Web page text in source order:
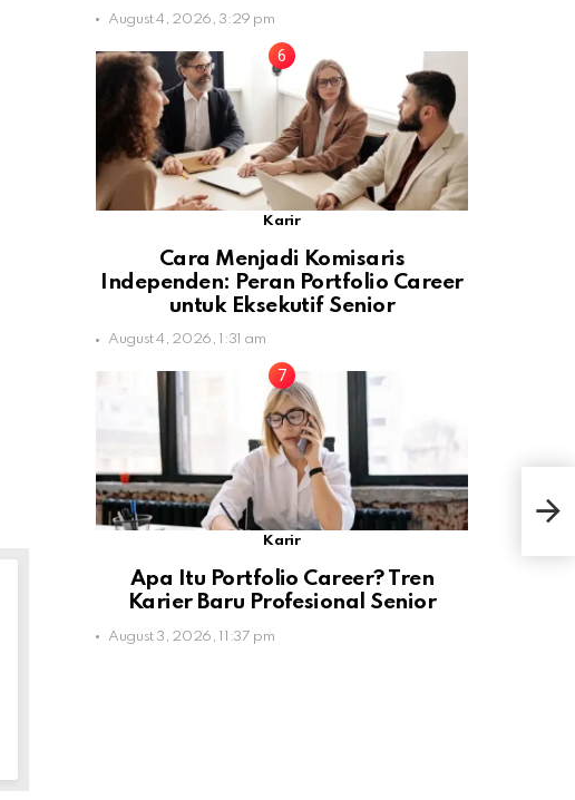
August 4, 2026, 3:29 pm
Karir
Cara Menjadi Komisaris
Independen: Peran Portfolio Career
untuk Eksekutif Senior
August 4, 2026, 1:31 am
Karir
Apa Itu Portfolio Career? Tren
Karier Baru Profesional Senior
August 3, 2026, 11:37 pm